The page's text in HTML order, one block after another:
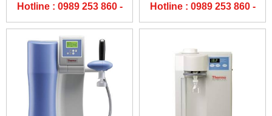
Hotline : 0989 253 860 -
0904 84 02 08
Hotline : 0989 253 860 -
0904 84 02 08